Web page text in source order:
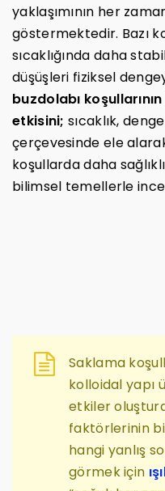
yaklaşımının her
göstermektedir. Bazı
sıcaklığında daha
düşüşleri fiziksel
buzdolabı
etkisini; sıcaklık,
çerçevesinde ele
koşullarda daha
bilimsel temellerle
Saklama
kolloidal yapı
etkiler
faktörlerinin
hangi yanlış
görmek için